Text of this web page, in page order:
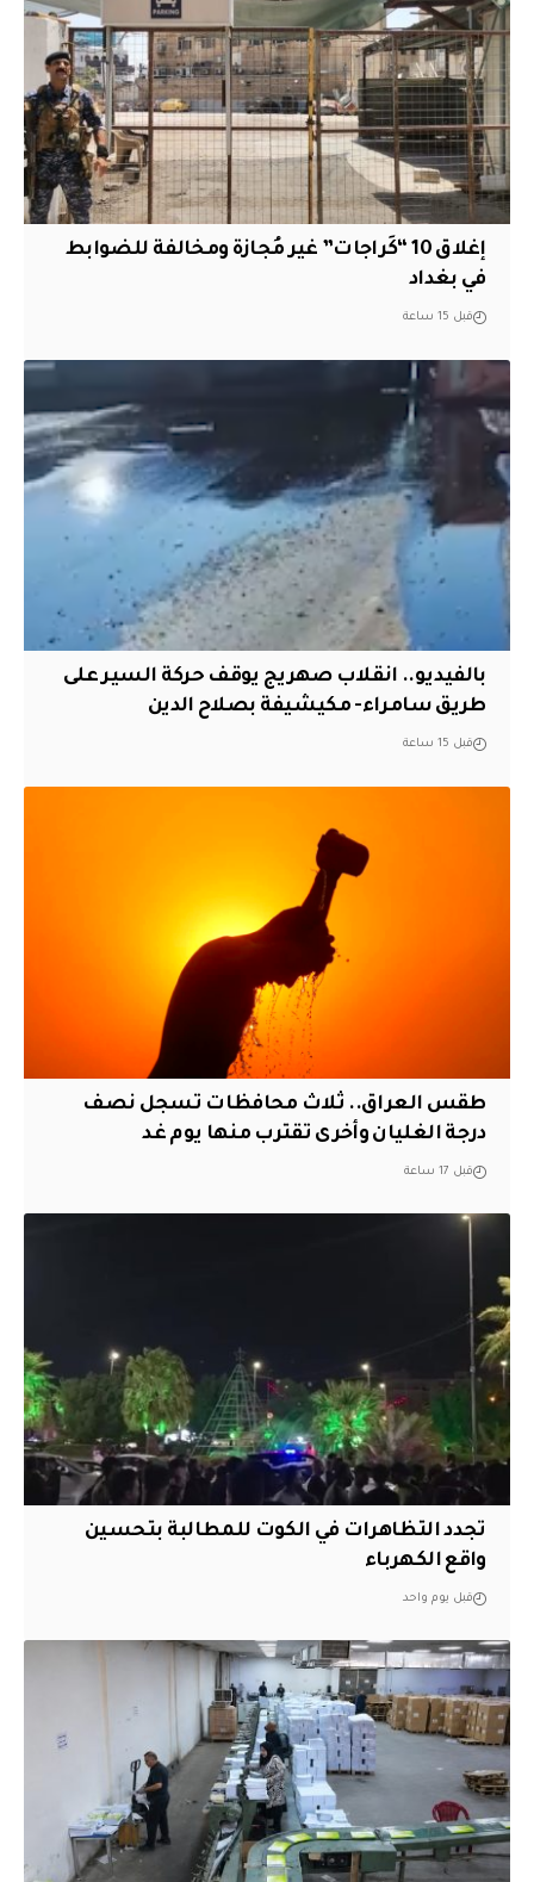
إغلاق 10 “كَراجات” غير مُجازة ومخالفة للضوابط
في بغداد
قبل 15 ساعة
بالفيديو.. انقلاب صهريج يوقف حركة السير على
طريق سامراء- مكيشيفة بصلاح الدين
قبل 15 ساعة
طقس العراق.. ثلاث محافظات تسجل نصف
درجة الغليان وأخرى تقترب منها يوم غد
قبل 17 ساعة
تجدد التظاهرات في الكوت للمطالبة بتحسين
واقع الكهرباء
قبل يوم واحد